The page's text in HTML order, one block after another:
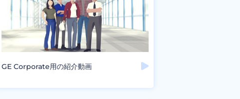
GE Corporate用の紹介動画